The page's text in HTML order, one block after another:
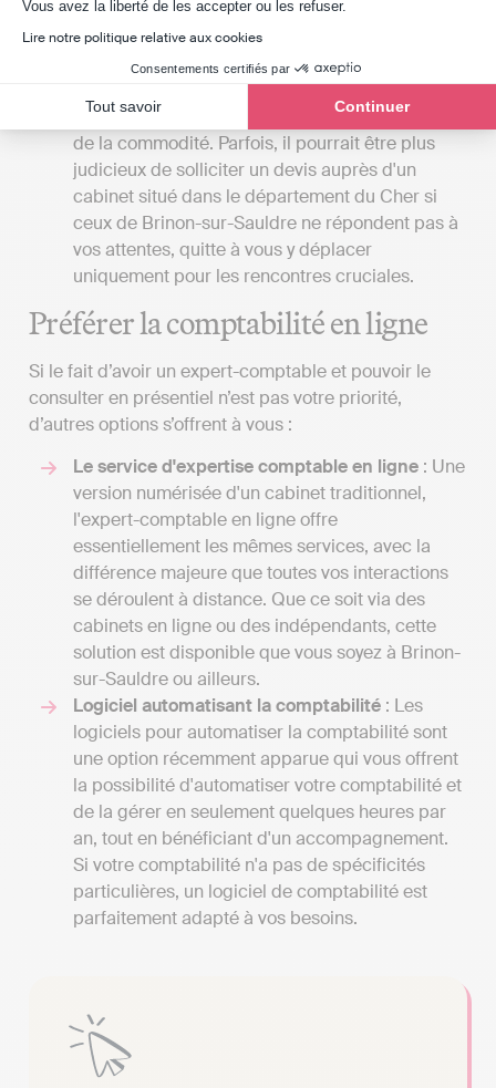
Vous avez la liberté de les accepter ou les refuser.
Lire notre politique relative aux cookies
Consentements certifiés par
Tout savoir Continuer
les rendez-vous en présentiel avec votre expert-
comptable, il serait avantageux que le cabinet
soit situé à proximité de votre lieu de travail ou
de votre domicile. Toutefois, il est essentiel de
ne pas sacrifier la qualité du service au bénéfice
de la commodité. Parfois, il pourrait être plus
judicieux de solliciter un devis auprès d'un
cabinet situé dans le département du Cher si
ceux de Brinon-sur-Sauldre ne répondent pas à
vos attentes, quitte à vous y déplacer
uniquement pour les rencontres cruciales.
Préférer la comptabilité en ligne
Si le fait d’avoir un expert-comptable et pouvoir le
consulter en présentiel n’est pas votre priorité,
d’autres options s’offrent à vous :
Le service d'expertise comptable en ligne : Une
version numérisée d'un cabinet traditionnel,
l'expert-comptable en ligne offre
essentiellement les mêmes services, avec la
différence majeure que toutes vos interactions
se déroulent à distance. Que ce soit via des
cabinets en ligne ou des indépendants, cette
solution est disponible que vous soyez à Brinon-
sur-Sauldre ou ailleurs.
Logiciel automatisant la comptabilité : Les
logiciels pour automatiser la comptabilité sont
une option récemment apparue qui vous offrent
la possibilité d'automatiser votre comptabilité et
de la gérer en seulement quelques heures par
an, tout en bénéficiant d'un accompagnement.
Si votre comptabilité n'a pas de spécificités
particulières, un logiciel de comptabilité est
parfaitement adapté à vos besoins.